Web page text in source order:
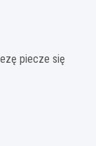
piecze się